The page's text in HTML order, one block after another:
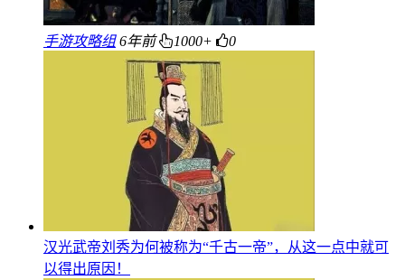
手游攻略组 6年前 1000+ 0
汉光武帝刘秀为何被称为“千古一帝”，从这一点中就可
以得出原因！